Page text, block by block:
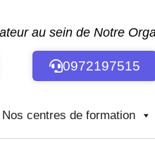
au sein de Notre
0972197515
Nos centres de formation